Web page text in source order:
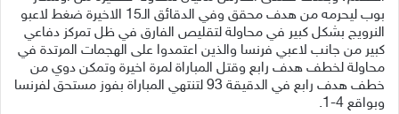
بوب ليحرمه من هدف محقق وفي الدقائق الـ15 الاخيرة ضغط لاعبو
النرويج بشكل كبير في محاولة لتقليص الفارق في ظل تمركز دفاعي
كبير من جانب لاعبي فرنسا والذين اعتمدوا على الهجمات المرتدة في
محاولة لخطف هدف رابع وقتل المباراة لمرة اخيرة وتمكن دوي من
خطف هدف رابع في الدقيقة 93 لتنتهي المباراة بفوز مستحق لفرنسا
وبواقع 4-1.